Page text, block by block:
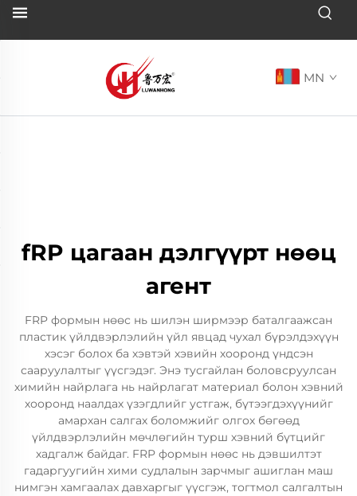
MN
fRP цагаан дэлгүүрт нөөц
агент
FRP формын нөөс нь шилэн ширмээр баталгаажсан
пластик үйлдвэрлэлийн үйл явцад чухал бүрэлдэхүүн
хэсэг болох ба хэвтэй хэвийн хооронд үндсэн
сааруулалтыг үүсгэдэг. Энэ тусгайлан боловсруулсан
химийн найрлага нь найрлагат материал болон хэвний
хооронд наалдах үзэгдлийг устгаж, бүтээгдэхүүнийг
амархан салгах боломжийг олгох бөгөөд
үйлдвэрлэлийн мөчлөгийн турш хэвний бүтцийг
хадгалж байдаг. FRP формын нөөс нь дэвшилтэт
гадаргуугийн хими судлалын зарчмыг ашиглан маш
нимгэн хамгаалах давхаргыг үүсгэж, тогтмол салгалтын